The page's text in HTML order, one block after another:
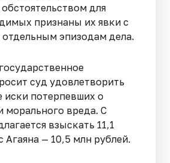
для
признаны их явки с
эпизодам дела.
суд удовлетворить
иски потерпевших о
морального вреда. С
взыскать 11,1
Агаяна — 10,5 млн рублей.